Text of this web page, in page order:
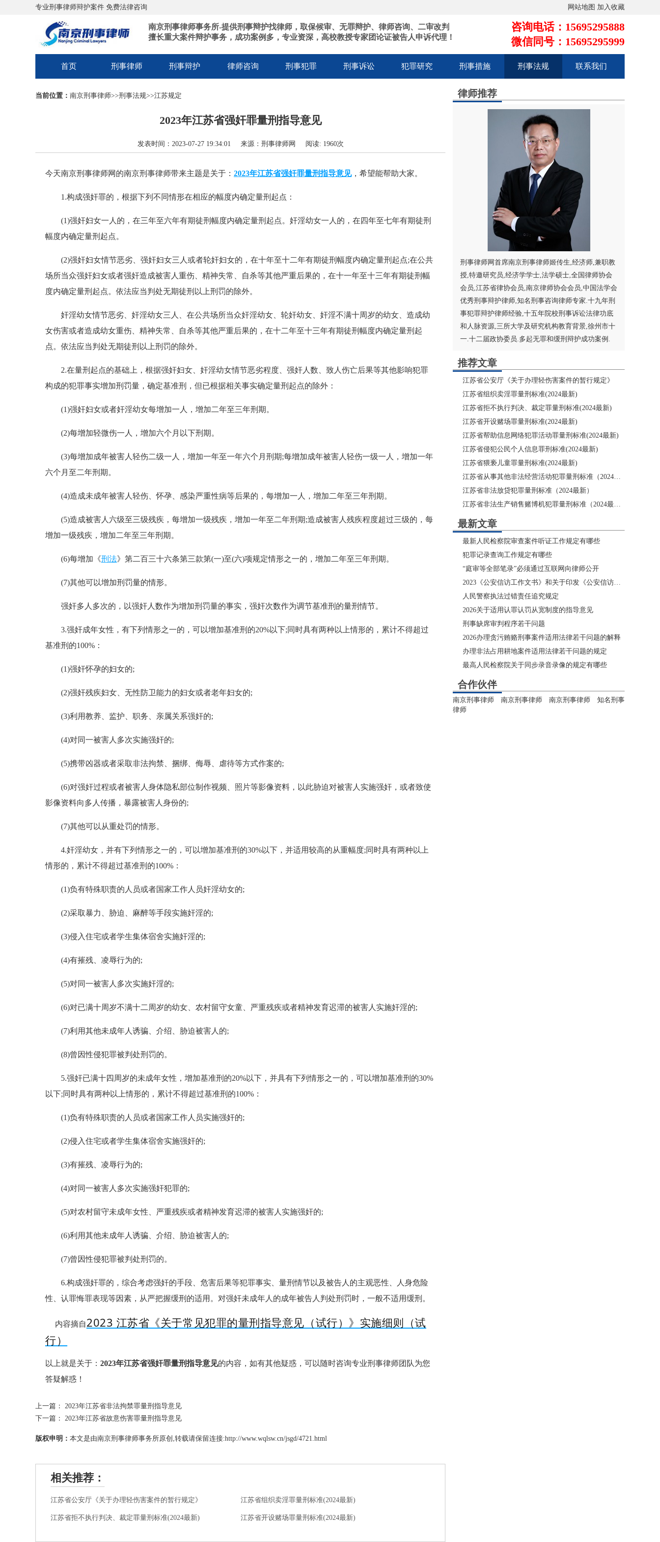
专业刑事律师辩护案件 免费法律咨询 网站地图 加入收藏
南京刑事律师事务所-提供刑事辩护找律师，取保候审、无罪辩护、律师咨询、二审改判
擅长重大案件辩护事务，成功案例多，专业资深，高校教授专家团论证被告人申诉代理！
咨询电话：15695295888
微信同号：15695295999
首页 刑事律师 刑事辩护 律师咨询 刑事犯罪 刑事诉讼 犯罪研究 刑事措施 刑事法规 联系我们
当前位置： 南京刑事律师>>刑事法规>>江苏规定
2023年江苏省强奸罪量刑指导意见
发表时间：2023-07-27 19:34:01 来源：刑事律师网 阅读: 1960次
今天南京刑事律师网的南京刑事律师带来主题是关于： 2023年江苏省强奸罪量刑指导意见，希望能帮助大家。
1.构成强奸罪的，根据下列不同情形在相应的幅度内确定量刑起点：
(1)强奸妇女一人的，在三年至六年有期徒刑幅度内确定量刑起点。奸淫幼女一人的，在四年至七年有期徒刑
幅度内确定量刑起点。
(2)强奸妇女情节恶劣、强奸妇女三人或者轮奸妇女的，在十年至十二年有期徒刑幅度内确定量刑起点;在公共
场所当众强奸妇女或者强奸造成被害人重伤、精神失常、自杀等其他严重后果的，在十一年至十三年有期徒刑幅
度内确定量刑起点。依法应当判处无期徒刑以上刑罚的除外。
奸淫幼女情节恶劣、奸淫幼女三人、在公共场所当众奸淫幼女、轮奸幼女、奸淫不满十周岁的幼女、造成幼
女伤害或者造成幼女重伤、精神失常、自杀等其他严重后果的，在十二年至十三年有期徒刑幅度内确定量刑起
点。依法应当判处无期徒刑以上刑罚的除外。
2.在量刑起点的基础上，根据强奸妇女、奸淫幼女情节恶劣程度、强奸人数、致人伤亡后果等其他影响犯罪
构成的犯罪事实增加刑罚量，确定基准刑，但已根据相关事实确定量刑起点的除外：
(1)强奸妇女或者奸淫幼女每增加一人，增加二年至三年刑期。
(2)每增加轻微伤一人，增加六个月以下刑期。
(3)每增加成年被害人轻伤二级一人，增加一年至一年六个月刑期;每增加成年被害人轻伤一级一人，增加一年
六个月至二年刑期。
(4)造成未成年被害人轻伤、怀孕、感染严重性病等后果的，每增加一人，增加二年至三年刑期。
(5)造成被害人六级至三级残疾，每增加一级残疾，增加一年至二年刑期;造成被害人残疾程度超过三级的，每
增加一级残疾，增加二年至三年刑期。
(6)每增加《刑法》第二百三十六条第三款第(一)至(六)项规定情形之一的，增加二年至三年刑期。
(7)其他可以增加刑罚量的情形。
强奸多人多次的，以强奸人数作为增加刑罚量的事实，强奸次数作为调节基准刑的量刑情节。
3.强奸成年女性，有下列情形之一的，可以增加基准刑的20%以下;同时具有两种以上情形的，累计不得超过
基准刑的100%：
(1)强奸怀孕的妇女的;
(2)强奸残疾妇女、无性防卫能力的妇女或者老年妇女的;
(3)利用教养、监护、职务、亲属关系强奸的;
(4)对同一被害人多次实施强奸的;
(5)携带凶器或者采取非法拘禁、捆绑、侮辱、虐待等方式作案的;
(6)对强奸过程或者被害人身体隐私部位制作视频、照片等影像资料，以此胁迫对被害人实施强奸，或者致使
影像资料向多人传播，暴露被害人身份的;
(7)其他可以从重处罚的情形。
4.奸淫幼女，并有下列情形之一的，可以增加基准刑的30%以下，并适用较高的从重幅度;同时具有两种以上
情形的，累计不得超过基准刑的100%：
(1)负有特殊职责的人员或者国家工作人员奸淫幼女的;
(2)采取暴力、胁迫、麻醉等手段实施奸淫的;
(3)侵入住宅或者学生集体宿舍实施奸淫的;
(4)有摧残、凌辱行为的;
(5)对同一被害人多次实施奸淫的;
(6)对已满十周岁不满十二周岁的幼女、农村留守女童、严重残疾或者精神发育迟滞的被害人实施奸淫的;
(7)利用其他未成年人诱骗、介绍、胁迫被害人的;
(8)曾因性侵犯罪被判处刑罚的。
5.强奸已满十四周岁的未成年女性，增加基准刑的20%以下，并具有下列情形之一的，可以增加基准刑的30%
以下;同时具有两种以上情形的，累计不得超过基准刑的100%：
(1)负有特殊职责的人员或者国家工作人员实施强奸的;
(2)侵入住宅或者学生集体宿舍实施强奸的;
(3)有摧残、凌辱行为的;
(4)对同一被害人多次实施强奸犯罪的;
(5)对农村留守未成年女性、严重残疾或者精神发育迟滞的被害人实施强奸的;
(6)利用其他未成年人诱骗、介绍、胁迫被害人的;
(7)曾因性侵犯罪被判处刑罚的。
6.构成强奸罪的，综合考虑强奸的手段、危害后果等犯罪事实、量刑情节以及被告人的主观恶性、人身危险
性、认罪悔罪表现等因素，从严把握缓刑的适用。对强奸未成年人的成年被告人判处刑罚时，一般不适用缓刑。
内容摘自2023 江苏省《关于常见犯罪的量刑指导意见（试行）》实施细则（试
行）
以上就是关于： 2023年江苏省强奸罪量刑指导意见的内容，如有其他疑惑，可以随时咨询专业刑事律师团队为您
答疑解惑！
上一篇： 2023年江苏省非法拘禁罪量刑指导意见
下一篇： 2023年江苏省故意伤害罪量刑指导意见
版权申明： 本文是由南京刑事律师事务所原创,转载请保留连接:http://www.wqlsw.cn/jsgd/4721.html
相关推荐：
江苏省公安厅《关于办理轻伤害案件的暂行规定》 江苏省组织卖淫罪量刑标准(2024最新)
江苏省拒不执行判决、裁定罪量刑标准(2024最新) 江苏省开设赌场罪量刑标准(2024最新)
律师推荐
刑事律师网首席南京刑事律师姬传生,经济师,兼职教
授,特邀研究员,经济学学士,法学硕士,全国律师协会
会员,江苏省律协会员,南京律师协会会员,中国法学会
优秀刑事辩护律师,知名刑事咨询律师专家.十九年刑
事犯罪辩护律师经验,十五年院校刑事诉讼法律功底
和人脉资源,三所大学及研究机构教育背景,徐州市十
一.十二届政协委员.多起无罪和缓刑辩护成功案例.
推荐文章
江苏省公安厅《关于办理轻伤害案件的暂行规定》
江苏省组织卖淫罪量刑标准(2024最新)
江苏省拒不执行判决、裁定罪量刑标准(2024最新)
江苏省开设赌场罪量刑标准(2024最新)
江苏省帮助信息网络犯罪活动罪量刑标准(2024最新)
江苏省侵犯公民个人信息罪刑标准(2024最新)
江苏省猥亵儿童罪量刑标准(2024最新)
江苏省从事其他非法经营活动犯罪量刑标准（2024最新）
江苏省非法放贷犯罪量刑标准（2024最新）
江苏省非法生产销售赌博机犯罪量刑标准（2024最新）
最新文章
最新人民检察院审查案件听证工作规定有哪些
犯罪记录查询工作规定有哪些
“庭审等全部笔录”必须通过互联网向律师公开
2023《公安信访工作文书》和关于印发《公安信访工作文书》的通知
人民警察执法过错责任追究规定
2026关于适用认罪认罚从宽制度的指导意见
刑事缺席审判程序若干问题
2026办理贪污贿赂刑事案件适用法律若干问题的解释
办理非法占用耕地案件适用法律若干问题的规定
最高人民检察院关于同步录音录像的规定有哪些
合作伙伴
南京刑事律师 南京刑事律师 南京刑事律师
知名刑事
律师